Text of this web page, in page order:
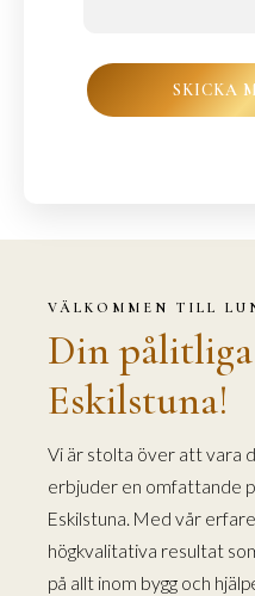
VÄLKOMMEN TILL
Din
Eskilstuna!
Vi är stolta över att vara
erbjuder en omfattande
Eskilstuna. Med vår
högkvalitativa resultat
på allt inom bygg och